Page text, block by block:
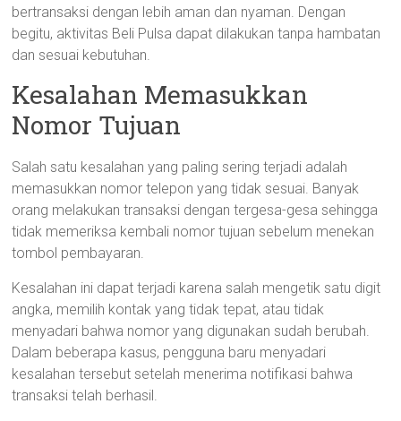
bertransaksi dengan lebih aman dan nyaman. Dengan
begitu, aktivitas Beli Pulsa dapat dilakukan tanpa hambatan
dan sesuai kebutuhan.
Kesalahan Memasukkan
Nomor Tujuan
Salah satu kesalahan yang paling sering terjadi adalah
memasukkan nomor telepon yang tidak sesuai. Banyak
orang melakukan transaksi dengan tergesa-gesa sehingga
tidak memeriksa kembali nomor tujuan sebelum menekan
tombol pembayaran.
Kesalahan ini dapat terjadi karena salah mengetik satu digit
angka, memilih kontak yang tidak tepat, atau tidak
menyadari bahwa nomor yang digunakan sudah berubah.
Dalam beberapa kasus, pengguna baru menyadari
kesalahan tersebut setelah menerima notifikasi bahwa
transaksi telah berhasil.